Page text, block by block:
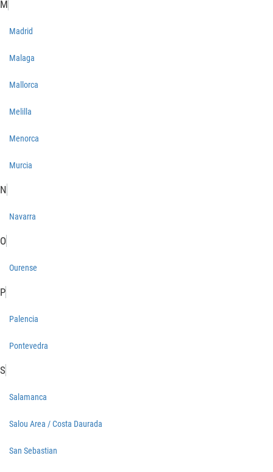
M
Madrid
Malaga
Mallorca
Melilla
Menorca
Murcia
N
Navarra
O
Ourense
P
Palencia
Pontevedra
S
Salamanca
Salou Area / Costa Daurada
San Sebastian